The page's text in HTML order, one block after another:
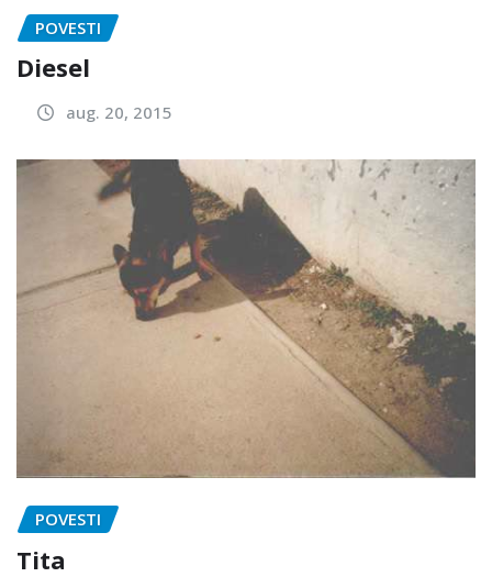
POVESTI
Diesel
aug. 20, 2015
POVESTI
Tita